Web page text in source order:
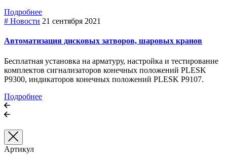
Подробнее
# Новости 21 сентября 2021
Автоматизация дисковых затворов, шаровых кранов
Бесплатная установка на арматуру, настройка и тестирование
комплектов сигнализаторов конечных положений PLESK
P9300, индикаторов конечных положений PLESK P9107.
Подробнее
Артикул